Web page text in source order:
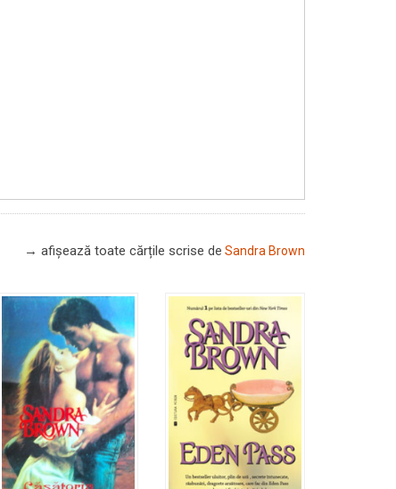
→ afișează toate cărțile scrise de Sandra Brown